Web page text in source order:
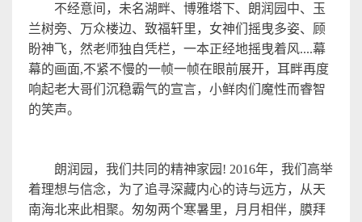
不经意间，未名湖畔、博雅塔下、朗润园中、玉
兰树旁、万众楼边、 致福轩里，女神们摇曳多姿、顾
盼神飞， 然老师独自凭栏，一本正经地摇曳着风....幕
幕的画面,不紧不慢的一帧一帧在眼前展开，耳畔再度
响起老大哥们沉稳霸气的宣言，小鲜肉们魔性而睿智
的笑声。
朗润园，我们共同的精神家园 ! 2016年，我们高举
着理想与信念，为了追寻深藏内心的诗与远方，从天
南海北来此相聚。匆匆两个寒暑里，月月相伴，膜拜